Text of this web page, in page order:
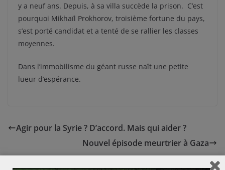
y a neuf ans. Depuis, à sa villa succède la prison. C’est
pourquoi Mikhaïl Prokhorov, troisième fortune du pays,
s’est porté candidat et a tenté de se rallier les classes
moyennes.
Dans l’immobilisme du géant russe naît une petite
lueur d’espérance.
Agir pour la Syrie ? D’accord. Mais qui aider ?
Nouvel épisode meurtrier à Gaza